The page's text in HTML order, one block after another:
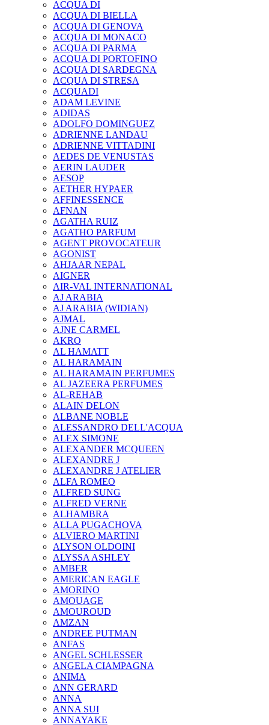
ACQUA DI
ACQUA DI BIELLA
ACQUA DI GENOVA
ACQUA DI MONACO
ACQUA DI PARMA
ACQUA DI PORTOFINO
ACQUA DI SARDEGNA
ACQUA DI STRESA
ACQUADI
ADAM LEVINE
ADIDAS
ADOLFO DOMINGUEZ
ADRIENNE LANDAU
ADRIENNE VITTADINI
AEDES DE VENUSTAS
AERIN LAUDER
AESOP
AETHER HYPAER
AFFINESSENCE
AFNAN
AGATHA RUIZ
AGATHO PARFUM
AGENT PROVOCATEUR
AGONIST
AHJAAR NEPAL
AIGNER
AIR-VAL INTERNATIONAL
AJ ARABIA
AJ ARABIA (WIDIAN)
AJMAL
AJNE CARMEL
AKRO
AL HAMATT
AL HARAMAIN
AL HARAMAIN PERFUMES
AL JAZEERA PERFUMES
AL-REHAB
ALAIN DELON
ALBANE NOBLE
ALESSANDRO DELL'ACQUA
ALEX SIMONE
ALEXANDER MCQUEEN
ALEXANDRE J
ALEXANDRE J ATELIER
ALFA ROMEO
ALFRED SUNG
ALFRED VERNE
ALHAMBRA
ALLA PUGACHOVA
ALVIERO MARTINI
ALYSON OLDOINI
ALYSSA ASHLEY
AMBER
AMERICAN EAGLE
AMORINO
AMOUAGE
AMOUROUD
AMZAN
ANDREE PUTMAN
ANFAS
ANGEL SCHLESSER
ANGELA CIAMPAGNA
ANIMA
ANN GERARD
ANNA
ANNA SUI
ANNAYAKE